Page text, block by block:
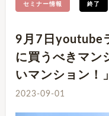
セミナー情報 終了
9月7日youtube
に買うべきマン
いマンション！」
2023-09-01